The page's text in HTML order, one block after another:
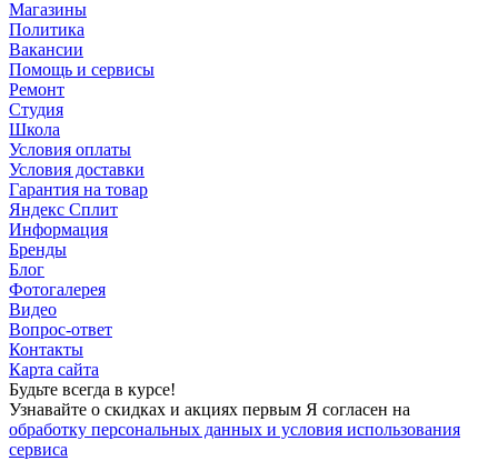
Магазины
Политика
Вакансии
Помощь и сервисы
Ремонт
Студия
Школа
Условия оплаты
Условия доставки
Гарантия на товар
Яндекс Сплит
Информация
Бренды
Блог
Фотогалерея
Видео
Вопрос-ответ
Контакты
Карта сайта
Будьте всегда в курсе!
Узнавайте о скидках и акциях первым Я согласен на
обработку персональных данных и условия использования
сервиса